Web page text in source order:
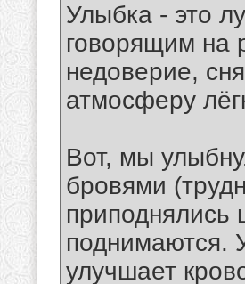
Улыбка - это
говорящим на
недоверие,
атмосферу
Вот, мы
бровями
приподнялись
поднимаются.
улучшает